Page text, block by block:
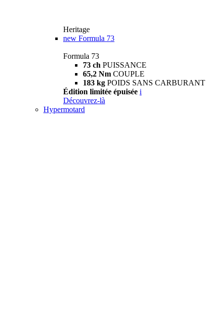
Heritage
new Formula 73
Formula 73
73 ch PUISSANCE
65,2 Nm COUPLE
183 kg POIDS SANS CARBURANT
Édition limitée épuisée i
Découvrez-là
Hypermotard